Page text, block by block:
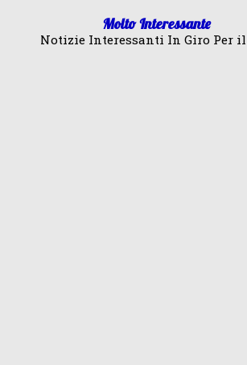
Molto Interessante
Notizie Interessanti In Giro Per il